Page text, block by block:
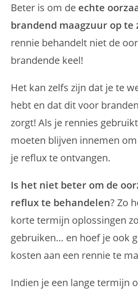
Beter is om de echte
brandend maagzuur op te
rennie behandelt niet de
brandende keel!
Het kan zelfs zijn dat je te
hebt en dat dit voor
zorgt! Als je rennies
moeten blijven innemen
je reflux te ontvangen.
Is het niet beter om de
reflux te behandelen? Zo
korte termijn oplossingen
gebruiken… en hoef je ook
kosten aan een rennie te
Indien je een lange termijn